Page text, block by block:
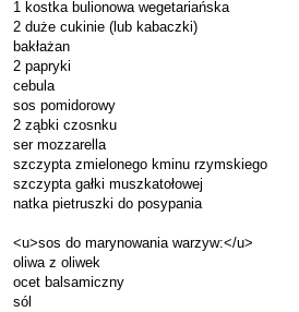
1 kostka bulionowa wegetariańska
2 duże cukinie (lub kabaczki)
bakłażan
2 papryki
cebula
sos pomidorowy
2 ząbki czosnku
ser mozzarella
szczypta zmielonego kminu rzymskiego
szczypta gałki muszkatołowej
natka pietruszki do posypania
<u>sos do marynowania warzyw:</u>
oliwa z oliwek
ocet balsamiczny
sól